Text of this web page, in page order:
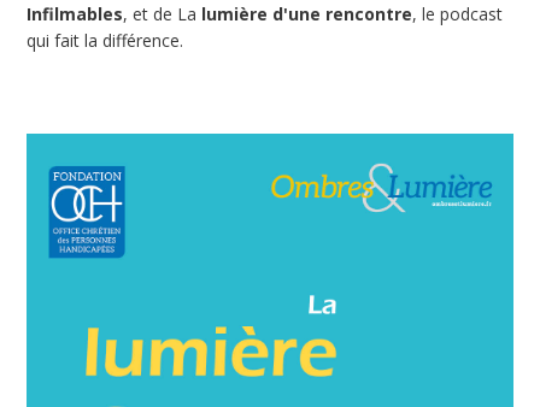
Infilmables, et de La lumière d'une rencontre, le podcast
qui fait la différence.